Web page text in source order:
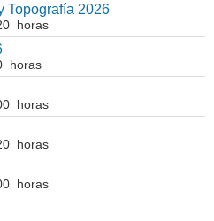
Topografía 2026
horas
horas
horas
horas
horas